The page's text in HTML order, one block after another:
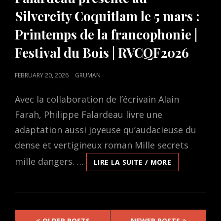
Silvercity Coquitlam le 5 mars :
Printemps de la francophonie |
Festival du Bois | RVCQF2026
POSTED
FEBRUARY 20, 2026 GRUMAN
Avec la collaboration de l’écrivain Alain
Farah, Philippe Falardeau livre une
adaptation aussi joyeuse qu’audacieuse du
dense et vertigineux roman Mille secrets
mille dangers. …
LIRE LA SUITE / MORE
SECRETS,
DANGERS,
Posts